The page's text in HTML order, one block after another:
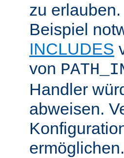
zu
Beispiel
INCLUDES
von
Handler
abweisen.
ermöglichen.